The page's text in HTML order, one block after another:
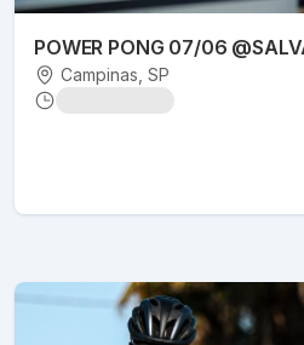
POWER PONG 07/06
Campinas , SP